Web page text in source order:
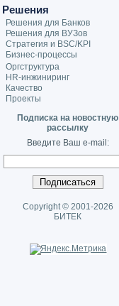
Решения
Решения для Банков
Решения для ВУЗов
Стратегия и BSC/KPI
Бизнес-процессы
Оргструктура
HR-инжиниринг
Качество
Проекты
Подписка на новостную
рассылку
Введите Ваш e-mail:
Copyright © 2001-2026
БИТЕК